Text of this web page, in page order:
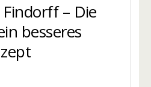
– Die
besseres